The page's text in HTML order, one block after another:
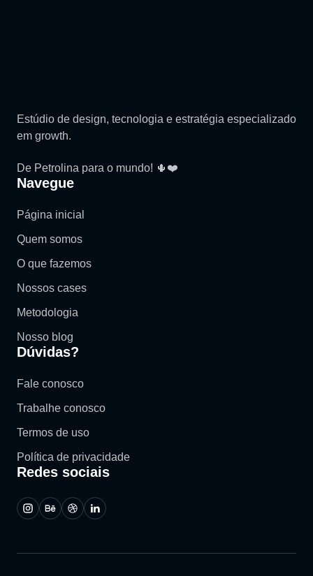
Estúdio de design, tecnologia e estratégia especializado
em growth.
De Petrolina para o mundo! 🌵❤️
Navegue
Página inicial
Quem somos
O que fazemos
Nossos cases
Metodologia
Nosso blog
Dúvidas?​
Fale conosco
Trabalhe conosco
Termos de uso
Política de privacidade
Redes sociais